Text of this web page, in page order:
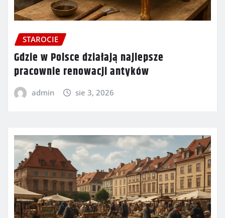
STAROCIE
Gdzie w Polsce działają najlepsze
pracownie renowacji antyków
admin sie 3, 2026